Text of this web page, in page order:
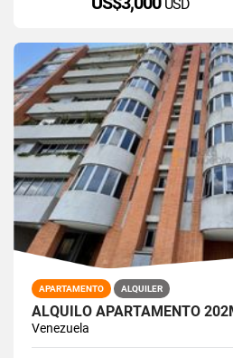
USD
APARTAMENTO ALQUILER
ALQUILO APARTAMENTO
Venezuela